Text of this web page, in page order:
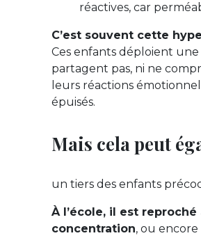
réactives, car
C’est souvent cette
Ces enfants déploient
partagent pas, ni ne
leurs réactions
épuisés.
Mais cela peut
un tiers des enfants
À l’école, il est
concentration, ou